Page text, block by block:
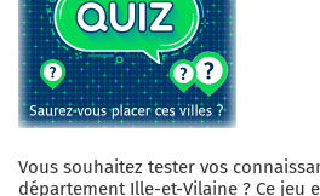
Vous souhaitez tester vos
département Ille-et-Vilaine ? Ce jeu